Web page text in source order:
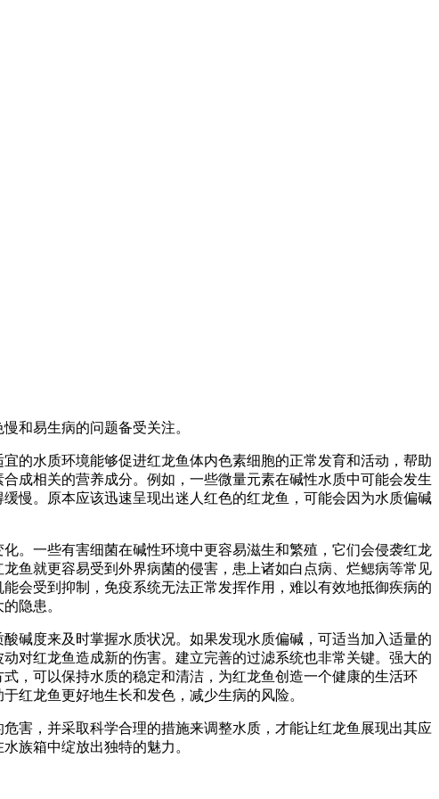
和易生病的问题备受关注。
的水质环境能够促进红龙鱼体内色素细胞的正常发育和活动，帮助
成相关的营养成分。例如，一些微量元素在碱性水质中可能会发生
慢。原本应该迅速呈现出迷人红色的红龙鱼，可能会因为水质偏碱
。一些有害细菌在碱性环境中更容易滋生和繁殖，它们会侵袭红龙
鱼就更容易受到外界病菌的侵害，患上诸如白点病、烂鳃病等常见
会受到抑制，免疫系统无法正常发挥作用，难以有效地抵御疾病的
隐患。
碱度来及时掌握水质状况。如果发现水质偏碱，可适当加入适量的
对红龙鱼造成新的伤害。建立完善的过滤系统也非常关键。强大的
，可以保持水质的稳定和清洁，为红龙鱼创造一个健康的生活环
红龙鱼更好地生长和发色，减少生病的风险。
害，并采取科学合理的措施来调整水质，才能让红龙鱼展现出其应
族箱中绽放出独特的魅力。